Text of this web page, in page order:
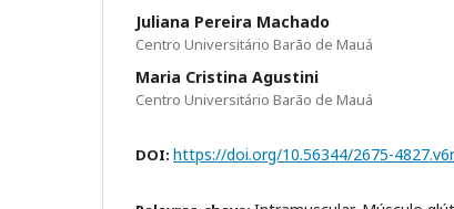
Juliana Pereira Machado
Centro Universitário Barão de Mauá
Maria Cristina Agustini
Centro Universitário Barão de Mauá
DOI: https://doi.org/10.56344/2675-